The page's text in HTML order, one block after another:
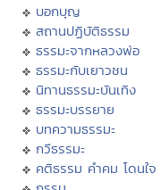
บอกบุญ
สถานปฏิบัติธรรม
ธรรมะจากหลวงพ่อ
ธรรมะกับเยาวชน
นิทานธรรมะบันเทิง
ธรรมะบรรยาย
บทความธรรมะ
กวีธรรมะ
คติธรรม คำคม โดนใจ